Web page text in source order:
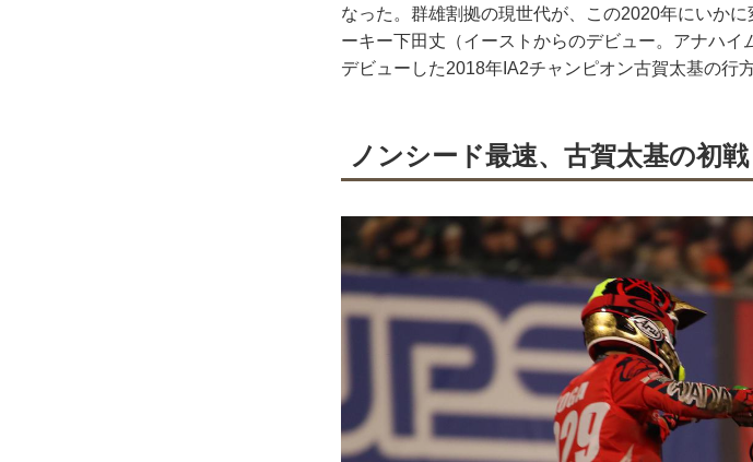
なった。群雄割拠の現世代が、この2020年にいか
ーキー下田丈（イーストからのデビュー。アナハ
デビューした2018年IA2チャンピオン古賀太基の行
ノンシード最速、古賀太基の初戦